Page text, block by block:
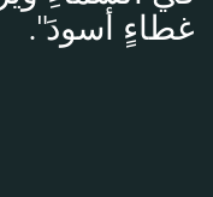
غطاءٍ أسودَ".